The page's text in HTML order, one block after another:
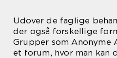
Udover de faglige
der også forskellige
Grupper som
et forum, hvor man kan